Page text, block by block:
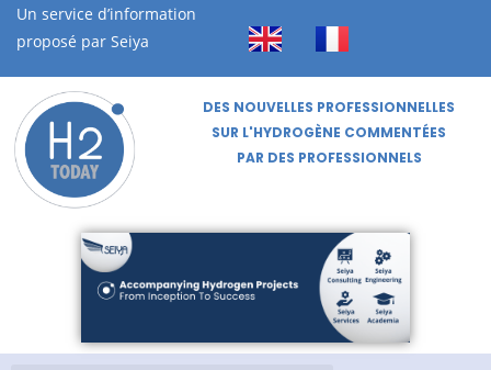
Un service d’information
proposé par Seiya
DES NOUVELLES PROFESSIONNELLES
SUR L'HYDROGÈNE COMMENTÉES
PAR DES PROFESSIONNELS